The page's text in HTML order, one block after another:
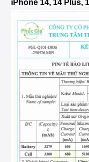
iPhone 14, 14 Plus,